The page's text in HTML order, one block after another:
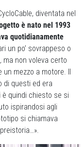
diventata nel
è nato nel 1993
quotidianamente
un po’ sovrappeso o
non voleva certo
mezzo a motore. Il
di questi ed era
quindi chiesto se si
ispirandosi agli
si chiamava